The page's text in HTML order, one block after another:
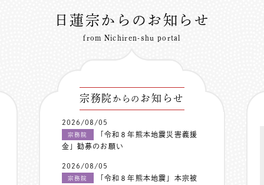
日蓮宗からのお知らせ
from Nichiren-shu portal
宗務院 からの お知らせ
2026/08/05
宗務院
「令和８年熊本地震災害義援
金」勧募のお願い
2026/08/05
宗務院
「令和８年熊本地震」本宗被